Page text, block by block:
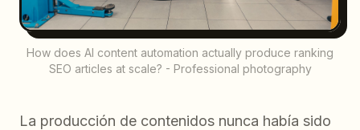
How does AI content automation actually produce ranking
SEO articles at scale? - Professional photography
La producción de contenidos nunca había sido